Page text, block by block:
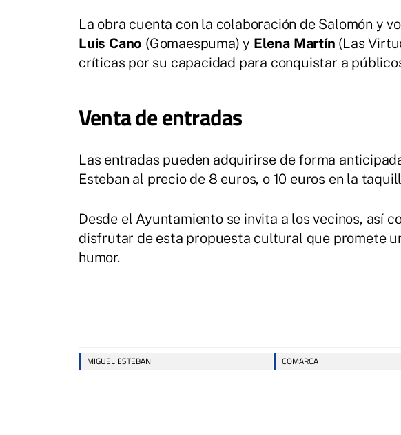
La obra cuenta con la colaboración de Salomón y
Luis Cano (Gomaespuma) y Elena Martín (Las
críticas por su capacidad para conquistar a
Venta de entradas
Las entradas pueden adquirirse de forma
Esteban al precio de 8 euros, o 10 euros en la
Desde el Ayuntamiento se invita a los vecinos, así
disfrutar de esta propuesta cultural que promete
humor.
MIGUEL ESTEBAN COMARCA